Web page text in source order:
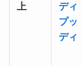
上
ディ
プッ
ディ